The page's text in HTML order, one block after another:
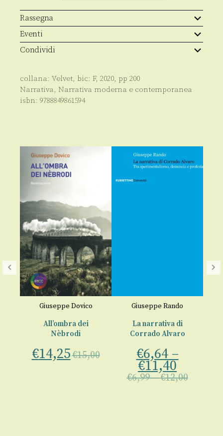
Hagenbach
quantità
Rassegna
Eventi
Condividi
collana: Velvet, bic: F, 2020, pp 200
Narrativa, Narrativa moderna e contemporanea
isbn: 9788849861594
Giuseppe Dovico
All’ombra dei
Nèbrodi
€14,25€15,00
Giuseppe Rando
La narrativa di
Corrado Alvaro
€6,64–
€11,40
€6,99–€12,00
Il